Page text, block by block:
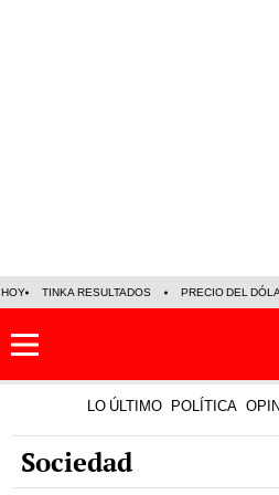
HOY TINKA RESULTADOS PRECIO DEL
LO ÚLTIMO POLÍTICA
Sociedad